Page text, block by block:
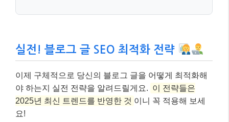
실전! 블로그 글 SEO 최적화 전략
이제 구체적으로 당신의 블로그 글을 어떻게 최적화해
야 하는지 실전 전략을 알려드릴게요. 이 전략들은
2025년 최신 트렌드를 반영한 것 이니 꼭 적용해 보세
요!